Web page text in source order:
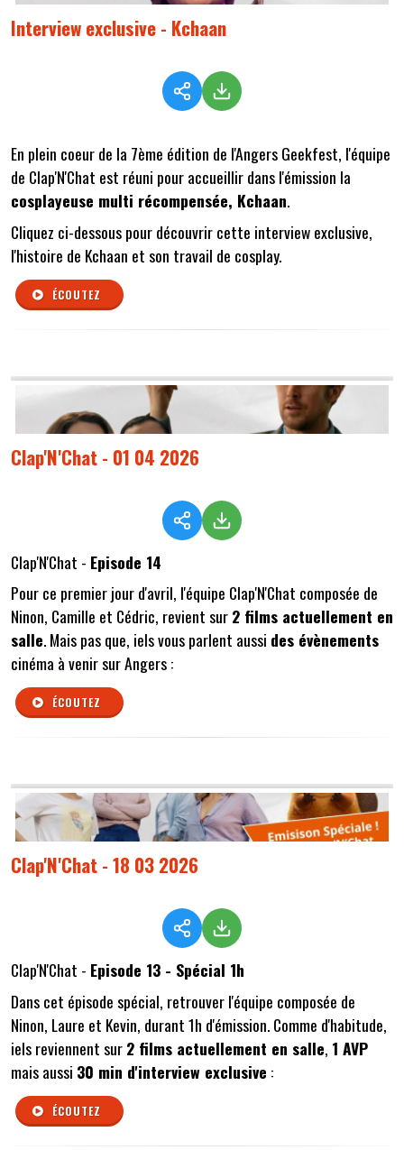
Interview exclusive - Kchaan
En plein coeur de la 7ème édition de l'Angers Geekfest, l'équipe
de Clap'N'Chat est réuni pour accueillir dans l'émission la
cosplayeuse multi récompensée, Kchaan.
Cliquez ci-dessous pour découvrir cette interview exclusive,
l'histoire de Kchaan et son travail de cosplay.
ÉCOUTEZ
Clap'N'Chat - 01 04 2026
Clap'N'Chat - Episode 14
Pour ce premier jour d'avril, l'équipe Clap'N'Chat composée de
Ninon, Camille et Cédric, revient sur2 films actuellement en
salle. Mais pas que, iels vous parlent aussi des évènements
cinéma à venir sur Angers :
ÉCOUTEZ
Clap'N'Chat - 18 03 2026
Clap'N'Chat - Episode 13 - Spécial 1h
Dans cet épisode spécial, retrouver l'équipe composée de
Ninon, Laure et Kevin, durant 1h d'émission. Comme d'habitude,
iels reviennent sur2 films actuellement en salle, 1 AVP
mais aussi 30 min d'interview exclusive :
ÉCOUTEZ